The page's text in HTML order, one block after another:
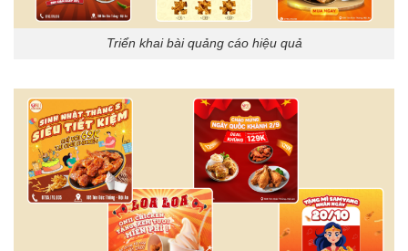
Triển khai bài quảng cáo hiệu quả